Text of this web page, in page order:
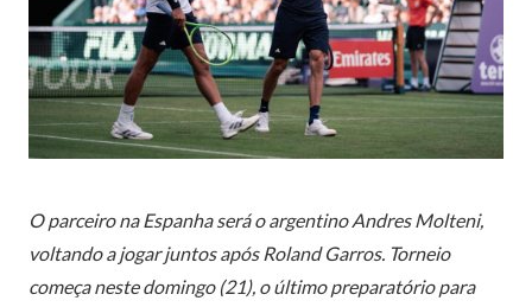
O parceiro na Espanha será o argentino Andres Molteni,
voltando a jogar juntos após Roland Garros. Torneio
começa neste domingo (21), o último preparatório para